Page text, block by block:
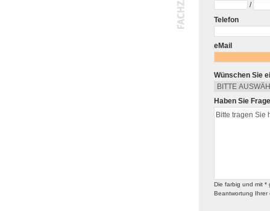
/
Telefon
eMail
Wünschen Sie
Haben Sie
Die farbig und mit *
Beantwortung Ihrer